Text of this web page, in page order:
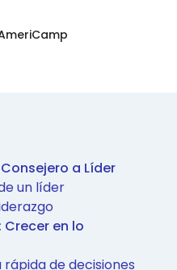
a Líder
un líder
en lo
de decisiones